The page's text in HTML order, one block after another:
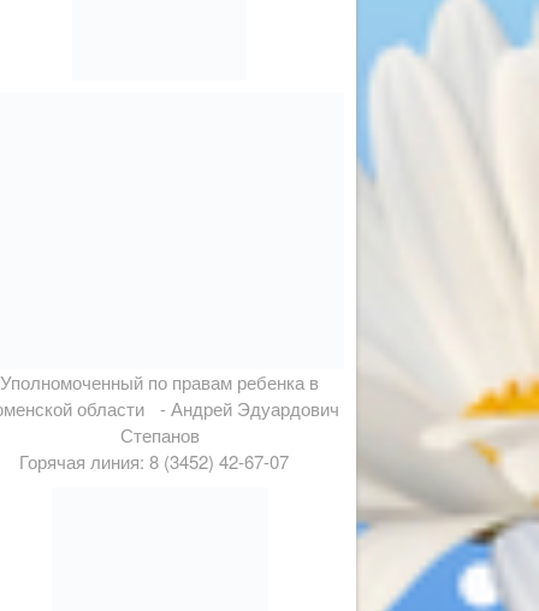
Уполномоченный по правам ребенка в
области - Андрей Эдуардович
Степанов
Горячая линия: 8 (3452) 42-67-07